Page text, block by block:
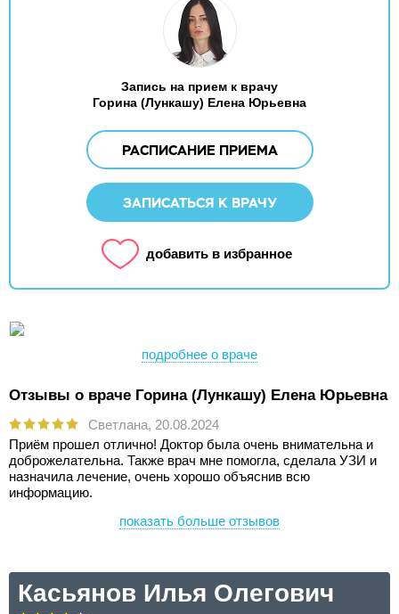
Запись на прием к врачу
Горина (Лункашу) Елена Юрьевна
РАСПИСАНИЕ ПРИЕМА
ЗАПИСАТЬСЯ К ВРАЧУ
добавить в избранное
подробнее о враче
Отзывы о враче Горина (Лункашу) Елена Юрьевна
Светлана, 20.08.2024
Приём прошел отлично! Доктор была очень внимательна и
доброжелательна. Также врач мне помогла, сделала УЗИ и
назначила лечение, очень хорошо объяснив всю
информацию.
показать больше отзывов
Касьянов Илья Олегович